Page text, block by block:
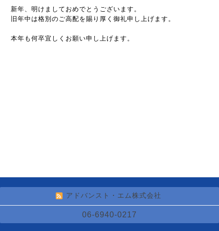
新年、明けましておめでとうございます。
旧年中は格別のご高配を賜り厚く御礼申し上げます。
本年も何卒宜しくお願い申し上げます。
アドバンスト・エム株式会社
06-6940-0217